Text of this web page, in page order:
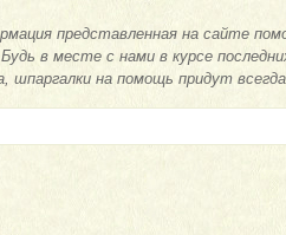
представленная на сайте
в месте с нами в курсе
шпаргалки на помощь придут